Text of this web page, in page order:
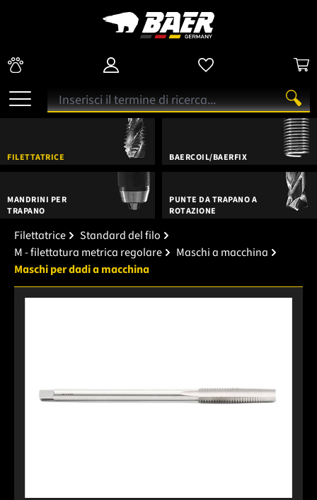
FILETTATRICE BAERCOIL/BAERFIX
MANDRINI PER
TRAPANO
PUNTE DA TRAPANO A
ROTAZIONE
Filettatrice
Standard del filo
M - filettatura metrica regolare
Maschi a macchina
Maschi per dadi a macchina